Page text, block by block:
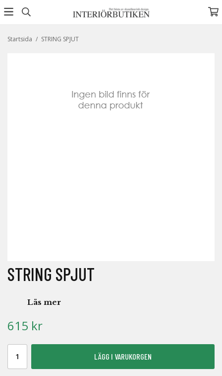
Startsida / STRING SPJUT
STRING SPJUT
Läs mer
615 kr
LÄGG I VARUKORGEN